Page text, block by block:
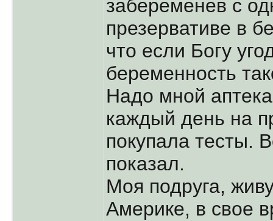
забеременев с
презервативе в
что если Богу
беременность
Надо мной
каждый день на
покупала тесты.
показал.
Моя подруга,
Америке, в свое